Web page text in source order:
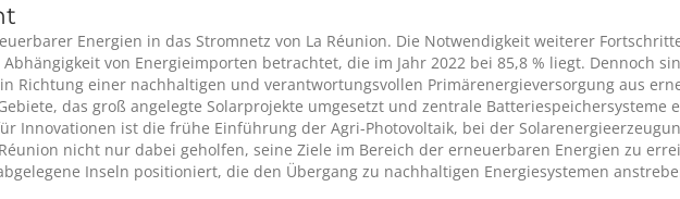
Energien in das Stromnetz von La Réunion. Die Notwendigkeit weiterer
von Energieimporten betrachtet, die im Jahr 2022 bei 85,8 % liegt. Dennoch
Richtung einer nachhaltigen und verantwortungsvollen Primärenergieversorgung aus
das groß angelegte Solarprojekte umgesetzt und zentrale Batteriespeichersysteme
Innovationen ist die frühe Einführung der Agri-Photovoltaik, bei der
nicht nur dabei geholfen, seine Ziele im Bereich der erneuerbaren Energien zu
Inseln positioniert, die den Übergang zu nachhaltigen Energiesystemen